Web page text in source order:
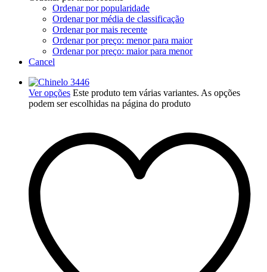
Ordenar por popularidade
Ordenar por média de classificação
Ordenar por mais recente
Ordenar por preço: menor para maior
Ordenar por preço: maior para menor
Cancel
Ver opções Este produto tem várias variantes. As opções
podem ser escolhidas na página do produto